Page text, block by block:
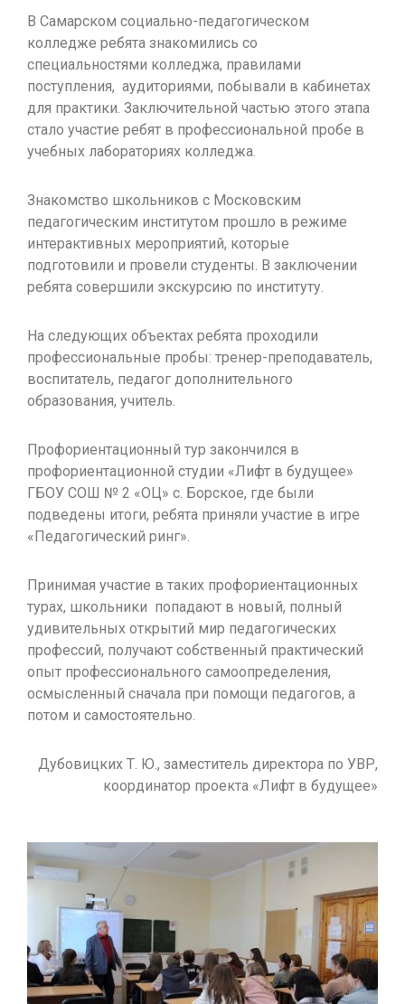
В Самарском социально-педагогическом
колледже ребята знакомились со
специальностями колледжа, правилами
поступления, аудиториями, побывали в кабинетах
для практики. Заключительной частью этого этапа
стало участие ребят в профессиональной пробе в
учебных лабораториях колледжа.
Знакомство школьников с Московским
педагогическим институтом прошло в режиме
интерактивных мероприятий, которые
подготовили и провели студенты. В заключении
ребята совершили экскурсию по институту.
На следующих объектах ребята проходили
профессиональные пробы: тренер-преподаватель,
воспитатель, педагог дополнительного
образования, учитель.
Профориентационный тур закончился в
профориентационной студии «Лифт в будущее»
ГБОУ СОШ № 2 «ОЦ» с. Борское, где были
подведены итоги, ребята приняли участие в игре
«Педагогический ринг».
Принимая участие в таких профориентационных
турах, школьники попадают в новый, полный
удивительных открытий мир педагогических
профессий, получают собственный практический
опыт профессионального самоопределения,
осмысленный сначала при помощи педагогов, а
потом и самостоятельно.
Дубовицких Т. Ю., заместитель директора по УВР,
координатор проекта «Лифт в будущее»